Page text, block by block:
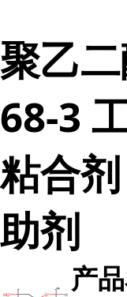
聚乙
68-3
粘合
助剂
产